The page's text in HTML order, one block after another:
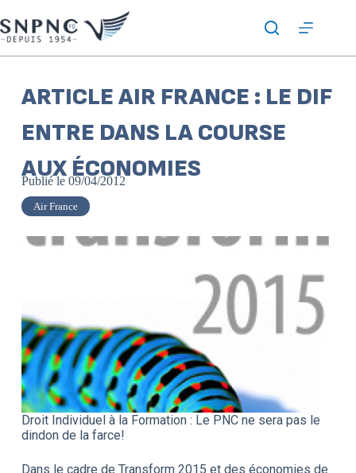
ARTICLE AIR FRANCE : LE DIF
ENTRE DANS LA COURSE
AUX ÉCONOMIES
Publié le 09/04/2012
Air France
Droit Individuel à la Formation : Le PNC ne sera pas le
dindon de la farce!
Dans le cadre de Transform 2015 et des économies de